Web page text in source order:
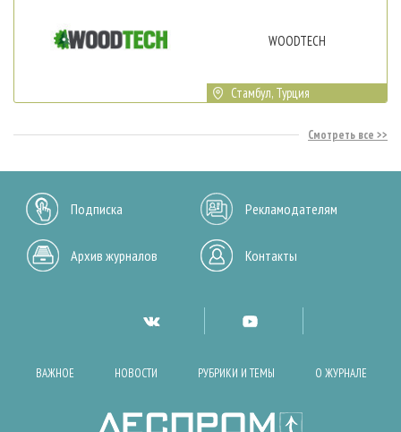
WOODTECH
Стамбул, Турция
Смотреть все
Подписка Рекламодателям
Архив журналов Контакты
ВАЖНОЕ НОВОСТИ РУБРИКИ И ТЕМЫ О ЖУРНАЛЕ